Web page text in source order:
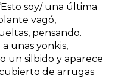
soy/ una última
vagó,
pensando.
unas yonkis,
un silbido y aparece
de arrugas